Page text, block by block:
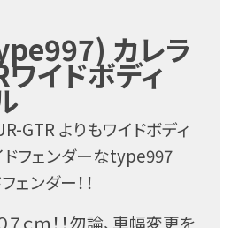
カレラ
イドボディ
GTR よりもワイドボディ
ドフェンダーなtype997
ェンダー！！
ｃｍ！！勿論、車幅変更を